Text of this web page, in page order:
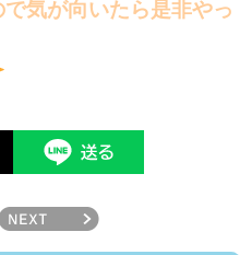
気が向いたら是非やっ